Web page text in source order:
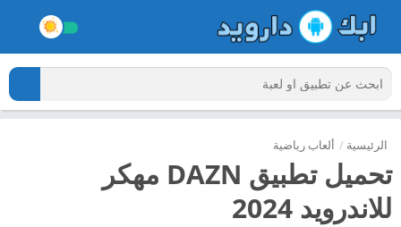
الرئيسية / ألعاب رياضية
تحميل تطبيق DAZN مهكر
للاندرويد 2024